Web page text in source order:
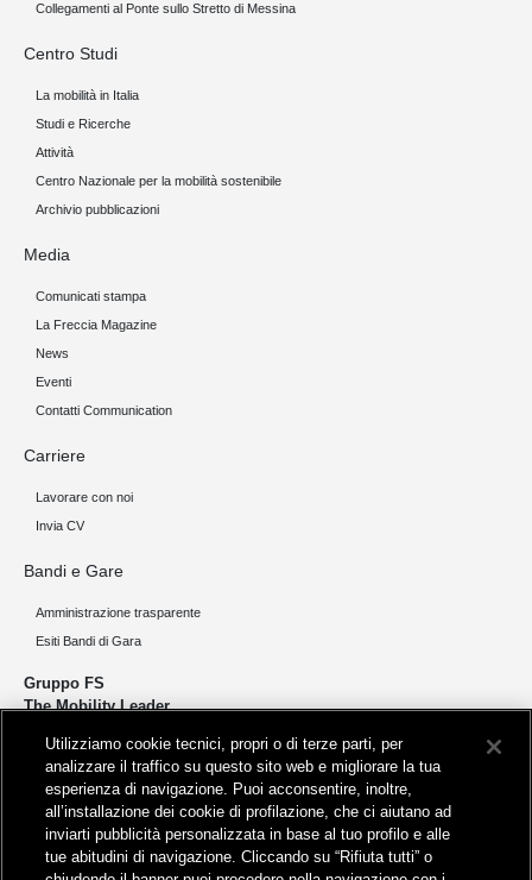
Collegamenti al Ponte sullo Stretto di Messina
Centro Studi
La mobilità in Italia
Studi e Ricerche
Attività
Centro Nazionale per la mobilità sostenibile
Archivio pubblicazioni
Media
Comunicati stampa
La Freccia Magazine
News
Eventi
Contatti Communication
Carriere
Lavorare con noi
Invia CV
Bandi e Gare
Amministrazione trasparente
Esiti Bandi di Gara
Gruppo FS
The Mobility Leader
Progettiamo e realizziamo infrastrutture per una mobilità sostenibile di
persone e merci. Accorciamo le distanze per lo sviluppo e la crescita
del nostro Paese.
Utilizziamo cookie tecnici, propri o di terze parti, per
analizzare il traffico su questo sito web e migliorare la tua
esperienza di navigazione. Puoi acconsentire, inoltre,
all’installazione dei cookie di profilazione, che ci aiutano ad
inviarti pubblicità personalizzata in base al tuo profilo e alle
tue abitudini di navigazione. Cliccando su “Rifiuta tutti” o